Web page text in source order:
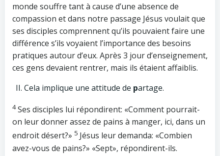
monde souffre tant à cause d’une absence de
compassion et dans notre passage Jésus voulait que
ses disciples comprennent qu’ils pouvaient faire une
différence s’ils voyaient l’importance des besoins
pratiques autour d’eux. Après 3 jour d’enseignement,
ces gens devaient rentrer, mais ils étaient affaiblis.
Cela implique une attitude de partage.
4Ses disciples lui répondirent: «Comment pourrait-
on leur donner assez de pains à manger, ici, dans un
endroit désert?» 5 Jésus leur demanda: «Combien
avez-vous de pains?» «Sept», répondirent-ils.